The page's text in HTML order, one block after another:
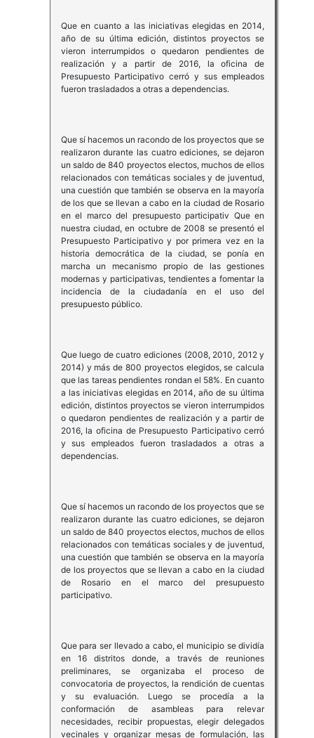
Que en cuanto a las iniciativas elegidas en 2014,
año de su última edición, distintos proyectos se
vieron interrumpidos o quedaron pendientes de
realización y a partir de 2016, la oficina de
Presupuesto Participativo cerró y sus empleados
fueron trasladados a otras a dependencias.
Que sí hacemos un racondo de los proyectos que se
realizaron durante las cuatro ediciones, se dejaron
un saldo de 840 proyectos electos, muchos de ellos
relacionados con temáticas sociales y de juventud,
una cuestión que también se observa en la mayoría
de los que se llevan a cabo en la ciudad de Rosario
en el marco del presupuesto participativ Que en
nuestra ciudad, en octubre de 2008 se presentó el
Presupuesto Participativo y por primera vez en la
historia democrática de la ciudad, se ponía en
marcha un mecanismo propio de las gestiones
modernas y participativas, tendientes a fomentar la
incidencia de la ciudadanía en el uso del
presupuesto público.
Que luego de cuatro ediciones (2008, 2010, 2012 y
2014) y más de 800 proyectos elegidos, se calcula
que las tareas pendientes rondan el 58%. En cuanto
a las iniciativas elegidas en 2014, año de su última
edición, distintos proyectos se vieron interrumpidos
o quedaron pendientes de realización y a partir de
2016, la oficina de Presupuesto Participativo cerró
y sus empleados fueron trasladados a otras a
dependencias.
Que sí hacemos un racondo de los proyectos que se
realizaron durante las cuatro ediciones, se dejaron
un saldo de 840 proyectos electos, muchos de ellos
relacionados con temáticas sociales y de juventud,
una cuestión que también se observa en la mayoría
de los proyectos que se llevan a cabo en la ciudad
de Rosario en el marco del presupuesto
participativo.
Que para ser llevado a cabo, el municipio se dividía
en 16 distritos donde, a través de reuniones
preliminares, se organizaba el proceso de
convocatoria de proyectos, la rendición de cuentas
y su evaluación. Luego se procedía a la
conformación de asambleas para relevar
necesidades, recibir propuestas, elegir delegados
vecinales y organizar mesas de formulación, las